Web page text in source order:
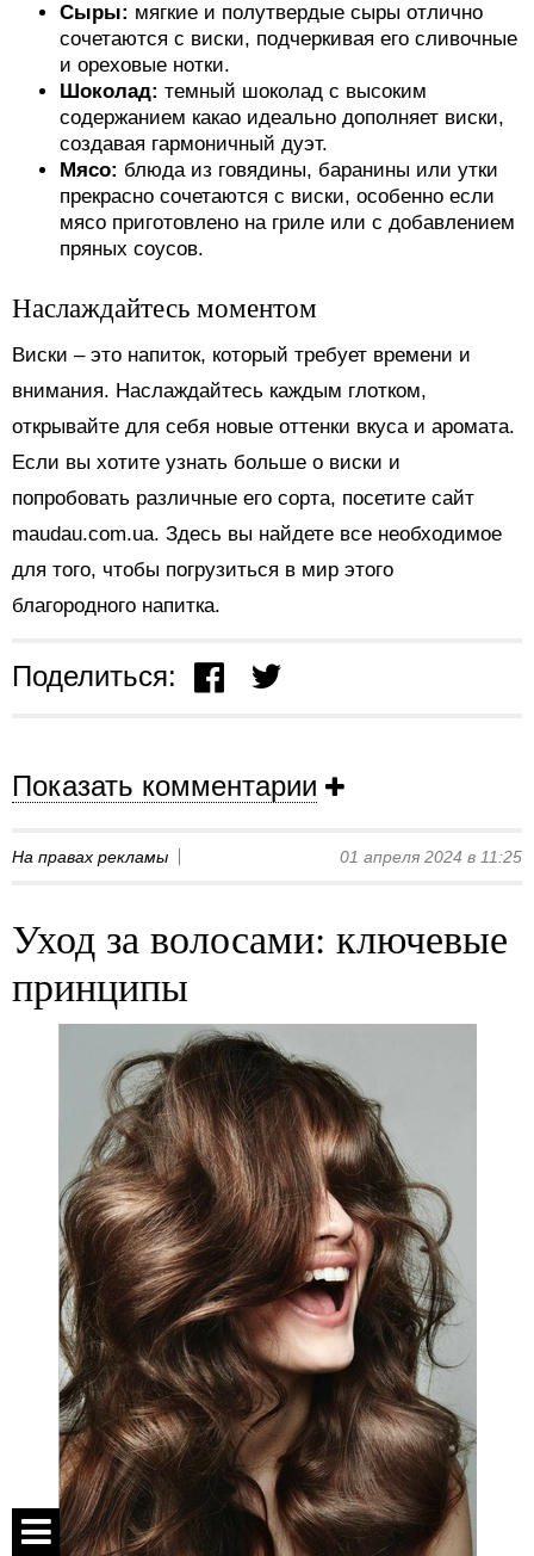
Сыры: мягкие и полутвердые сыры отлично
сочетаются с виски, подчеркивая его сливочные
и ореховые нотки.
Шоколад: темный шоколад с высоким
содержанием какао идеально дополняет виски,
создавая гармоничный дуэт.
Мясо: блюда из говядины, баранины или утки
прекрасно сочетаются с виски, особенно если
мясо приготовлено на гриле или с добавлением
пряных соусов.
Наслаждайтесь моментом
Виски – это напиток, который требует времени и
внимания. Наслаждайтесь каждым глотком,
открывайте для себя новые оттенки вкуса и аромата.
Если вы хотите узнать больше о виски и
попробовать различные его сорта, посетите сайт
maudau.com.ua. Здесь вы найдете все необходимое
для того, чтобы погрузиться в мир этого
благородного напитка.
Поделиться:
Показать комментарии
На правах рекламы 01 апреля 2024 в 11:25
Уход за волосами: ключевые
принципы